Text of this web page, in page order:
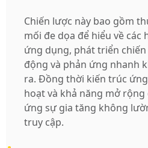
Chiến lược này bao gồm
mối đe dọa để hiểu về các
ứng dụng, phát triển
động và phản ứng nhanh
ra. Đồng thời kiến trúc
hoạt và khả năng mở
ứng sự gia tăng không
truy cập.